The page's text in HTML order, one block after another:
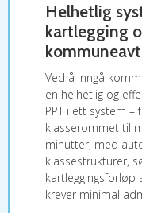
Helhetlig
kartlegging
Ved å inngå
en helhetlig og
PPT i ett system
klasserommet til
minutter, med
klassestrukturer,
krever minimal